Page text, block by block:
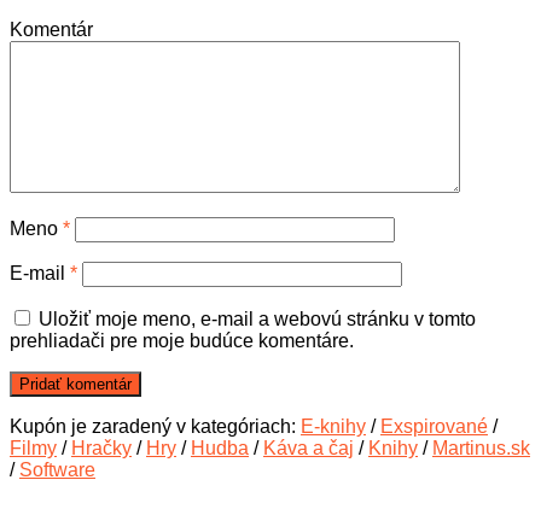
Komentár
Meno *
E-mail *
Uložiť moje meno, e-mail a webovú stránku v tomto
prehliadači pre moje budúce komentáre.
Kupón je zaradený v kategóriach: E-knihy / Exspirované /
Filmy / Hračky / Hry / Hudba / Káva a čaj / Knihy / Martinus.sk
/ Software